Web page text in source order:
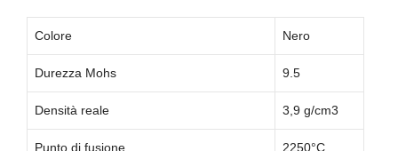
Colore Nero
Durezza Mohs 9.5
Densità reale 3,9 g/cm3
Punto di fusione 2250°C